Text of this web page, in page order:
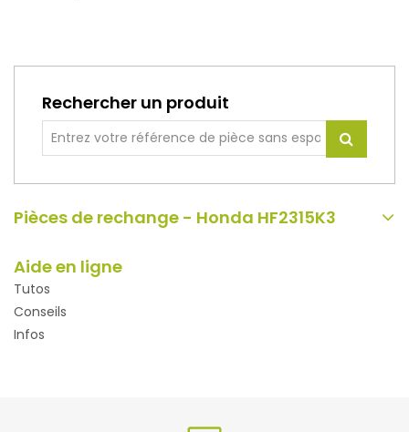
Rechercher un produit
Pièces de rechange - Honda HF2315K3
Aide en ligne
Tutos
Conseils
Infos